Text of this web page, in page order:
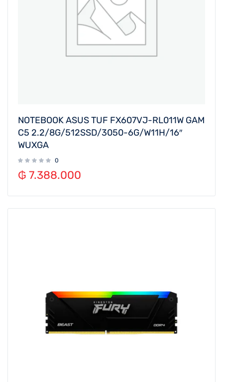
NOTEBOOK ASUS TUF FX607VJ-RL011W GAM
C5 2.2/8G/512SSD/3050-6G/W11H/16″
WUXGA
0
₲ 7.388.000